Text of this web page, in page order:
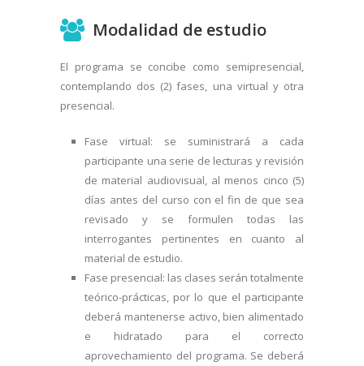
Modalidad de estudio
El programa se concibe como semipresencial,
contemplando dos (2) fases, una virtual y otra
presencial.
Fase virtual: se suministrará a cada
participante una serie de lecturas y revisión
de material audiovisual, al menos cinco (5)
días antes del curso con el fin de que sea
revisado y se formulen todas las
interrogantes pertinentes en cuanto al
material de estudio.
Fase presencial: las clases serán totalmente
teórico-prácticas, por lo que el participante
deberá mantenerse activo, bien alimentado
e hidratado para el correcto
aprovechamiento del programa. Se deberá